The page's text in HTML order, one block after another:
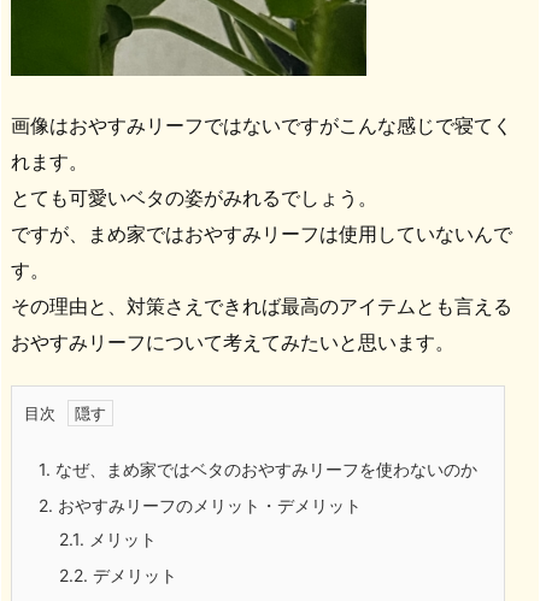
画像はおやすみリーフではないですがこんな感じで寝てく
れます。
とても可愛いベタの姿がみれるでしょう。
ですが、まめ家ではおやすみリーフは使用していないんで
す。
その理由と、対策さえできれば最高のアイテムとも言える
おやすみリーフについて考えてみたいと思います。
目次
1. なぜ、まめ家ではベタのおやすみリーフを使わないのか
2. おやすみリーフのメリット・デメリット
2.1. メリット
2.2. デメリット